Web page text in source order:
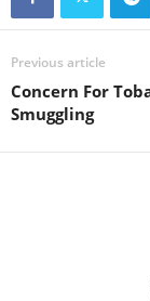
Previous article
Concern For
Smuggling